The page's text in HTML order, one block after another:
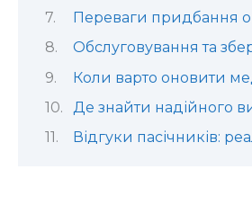
Переваги придбання
Обслуговування та
Коли варто оновити
Де знайти надійного
Відгуки пасічників: